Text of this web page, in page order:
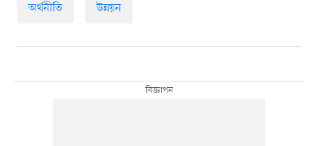
অর্থনীতি উন্নয়ন